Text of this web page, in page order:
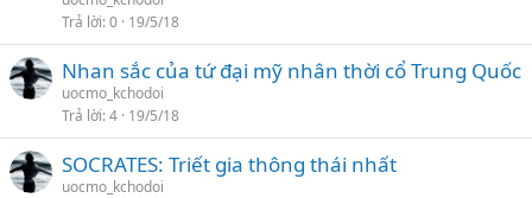
Trả lời 0 19/5/18
Nhan sắc của tứ đại mỹ nhân thời cổ Trung Quốc
uocmo_kchodoi
Trả lời 4 19/5/18
SOCRATES: Triết gia thông thái nhất
uocmo_kchodoi